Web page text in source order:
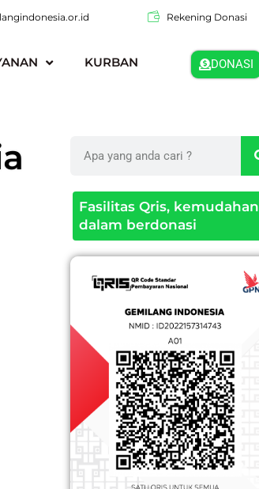
Rekening Donasi
KURBAN DONASI
Fasilitas Qris, kemudahan
dalam berdonasi